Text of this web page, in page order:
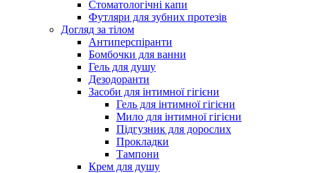
Стоматологічні капи
Футляри для зубних протезів
Догляд за тілом
Антиперспіранти
Бомбочки для ванни
Гель для душу
Дезодоранти
Засоби для інтимної гігієни
Гель для інтимної гігієни
Мило для інтимної гігієни
Підгузник для дорослих
Прокладки
Тампони
Крем для душу